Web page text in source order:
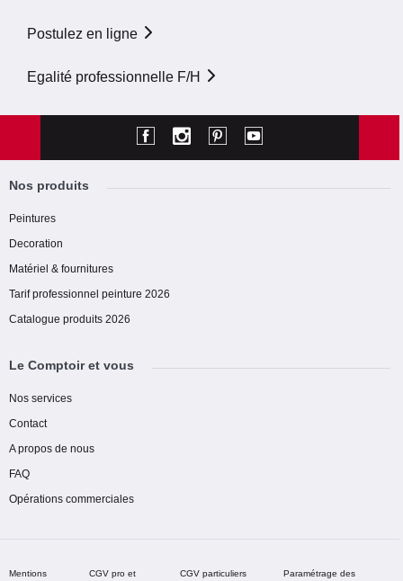
Postulez en ligne
Egalité professionnelle F/H
Nos produits
Peintures
Decoration
Matériel & fournitures
Tarif professionnel peinture 2026
Catalogue produits 2026
Le Comptoir et vous
Nos services
Contact
A propos de nous
FAQ
Opérations commerciales
Mentions
CGV pro et
CGV particuliers
Paramétrage des